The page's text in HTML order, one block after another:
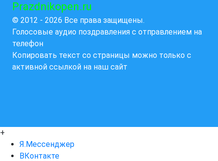
Prazdnikopen.ru
© 2012 - 2026 Все права защищены.
Голосовые аудио поздравления с отправлением на
телефон
Копировать текст со страницы можно только с
активной ссылкой на наш сайт
+
Я.Мессенджер
ВКонтакте